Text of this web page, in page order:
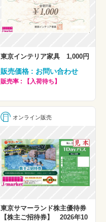
東京インテリア家具 1,000円
販売価格 : お問い合わせ
販売率 : 【入荷待ち】
オンライン販売
東京サマーランド株主優待券
【株主ご招待券】 2026年10